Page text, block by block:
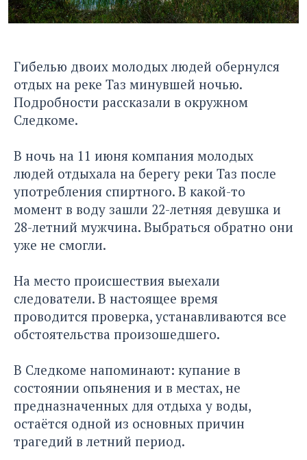
Гибелью двоих молодых людей обернулся
отдых на реке Таз минувшей ночью.
Подробности рассказали в окружном
Следкоме.
В ночь на 11 июня компания молодых
людей отдыхала на берегу реки Таз после
употребления спиртного. В какой-то
момент в воду зашли 22-летняя девушка и
28-летний мужчина. Выбраться обратно они
уже не смогли.
На место происшествия выехали
следователи. В настоящее время
проводится проверка, устанавливаются все
обстоятельства произошедшего.
В Следкоме напоминают: купание в
состоянии опьянения и в местах, не
предназначенных для отдыха у воды,
остаётся одной из основных причин
трагедий в летний период.